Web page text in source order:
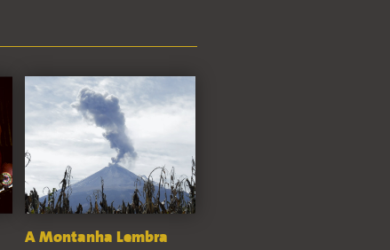
A Montanha Lembra